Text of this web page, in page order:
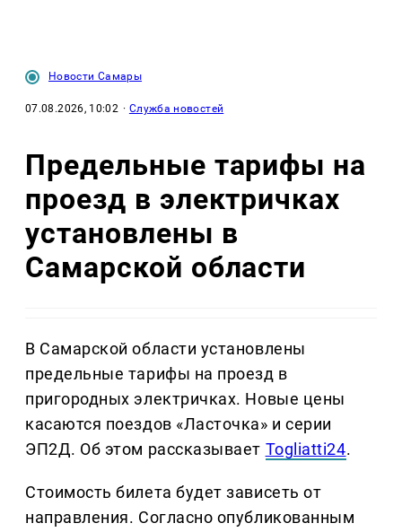
Новости Самары
07.08.2026, 10:02 · Служба новостей
Предельные тарифы на
проезд в электричках
установлены в
Самарской области
В Самарской области установлены
предельные тарифы на проезд в
пригородных электричках. Новые цены
касаются поездов «Ласточка» и серии
ЭП2Д. Об этом рассказывает Togliatti24.
Стоимость билета будет зависеть от
направления. Согласно опубликованным